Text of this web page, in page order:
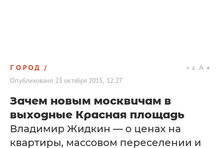
ГОРОД
Опубликовано 23 октября 2015, 12:27
a A
Зачем новым москвичам в
выходные Красная площадь
Владимир Жидкин — о ценах на
квартиры, массовом переселении и